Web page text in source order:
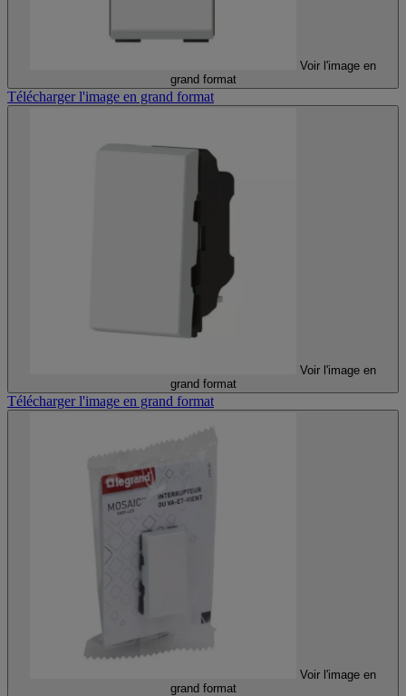
Voir l'image en
grand format
Télécharger l'image en grand format
Voir l'image en
grand format
Télécharger l'image en grand format
Voir l'image en
grand format